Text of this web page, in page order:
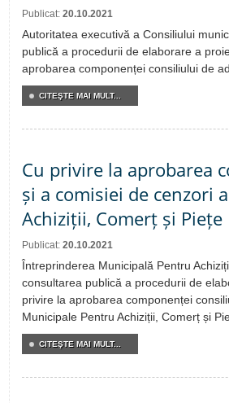
Publicat: 20.10.2021
Autoritatea executivă a Consiliului
publică a procedurii de elaborare a
aprobarea componenței consiliului de
CITEŞTE MAI MULT...
Cu privire la aprobarea
și a comisiei de cenzori
Achiziții, Comerț și Piețe
Publicat: 20.10.2021
Întreprinderea Municipală Pentru
consultarea publică a procedurii de
privire la aprobarea componenței
Municipale Pentru Achiziții, Comerț și
CITEŞTE MAI MULT...